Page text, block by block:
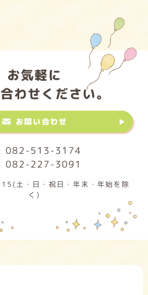
お気軽に
わせください。
お問い合わせ
082-513-3174
082-227-3091
土・日・祝日・年末・年始を除
く)